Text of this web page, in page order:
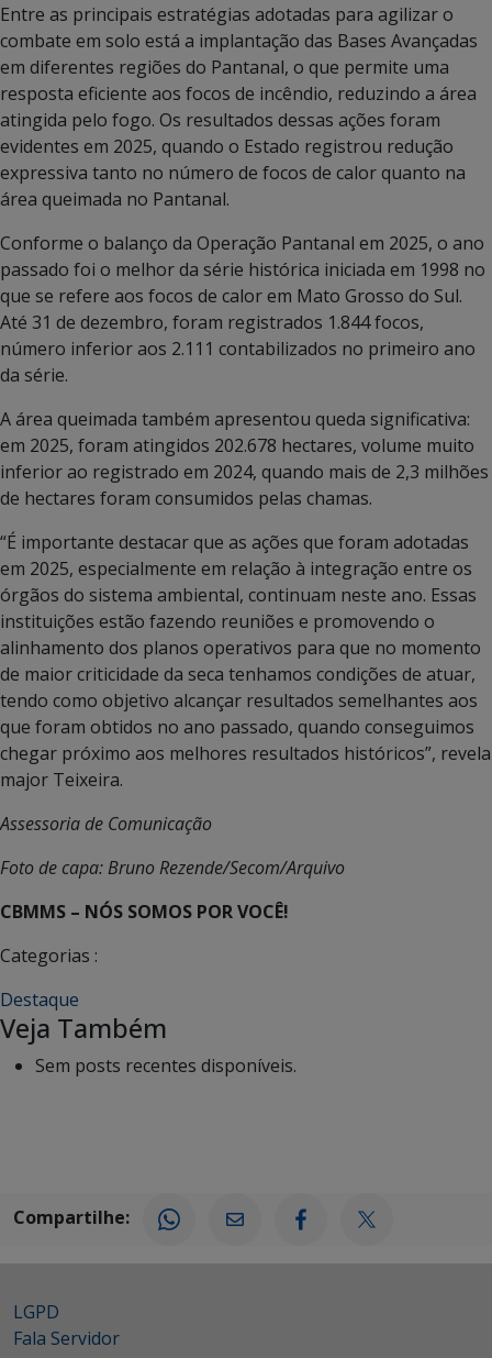
Entre as principais estratégias adotadas para agilizar o
combate em solo está a implantação das Bases Avançadas
em diferentes regiões do Pantanal, o que permite uma
resposta eficiente aos focos de incêndio, reduzindo a área
atingida pelo fogo. Os resultados dessas ações foram
evidentes em 2025, quando o Estado registrou redução
expressiva tanto no número de focos de calor quanto na
área queimada no Pantanal.
Conforme o balanço da Operação Pantanal em 2025, o ano
passado foi o melhor da série histórica iniciada em 1998 no
que se refere aos focos de calor em Mato Grosso do Sul.
Até 31 de dezembro, foram registrados 1.844 focos,
número inferior aos 2.111 contabilizados no primeiro ano
da série.
A área queimada também apresentou queda significativa:
em 2025, foram atingidos 202.678 hectares, volume muito
inferior ao registrado em 2024, quando mais de 2,3 milhões
de hectares foram consumidos pelas chamas.
“É importante destacar que as ações que foram adotadas
em 2025, especialmente em relação à integração entre os
órgãos do sistema ambiental, continuam neste ano. Essas
instituições estão fazendo reuniões e promovendo o
alinhamento dos planos operativos para que no momento
de maior criticidade da seca tenhamos condições de atuar,
tendo como objetivo alcançar resultados semelhantes aos
que foram obtidos no ano passado, quando conseguimos
chegar próximo aos melhores resultados históricos”, revela
major Teixeira.
Assessoria de Comunicação
Foto de capa: Bruno Rezende/Secom/Arquivo
CBMMS – NÓS SOMOS POR VOCÊ!
Categorias :
Destaque
Veja Também
Sem posts recentes disponíveis.
Compartilhe:
LGPD
Fala Servidor